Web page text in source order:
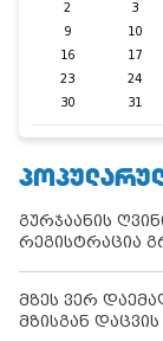
2
3
9
10
16
17
23
24
30
31
გურჯაანის
რეგისტრაცია
მზეს ვერ
მზისგან